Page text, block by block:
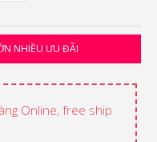
NHIỀU ƯU ĐÃI
Online, free ship